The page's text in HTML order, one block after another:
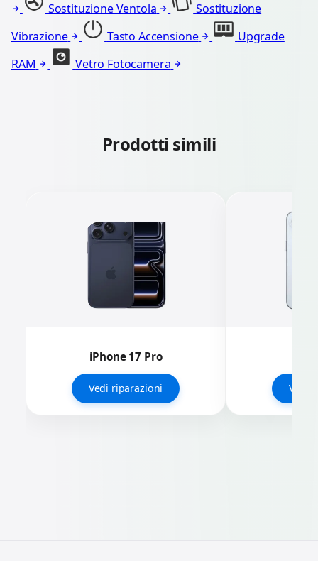
Sostituzione Ventola
Sostituzione
Vibrazione
Tasto Accensione
Upgrade
RAM
Vetro Fotocamera
Prodotti simili
iPhone 17 Pro
Vedi riparazioni Vedi